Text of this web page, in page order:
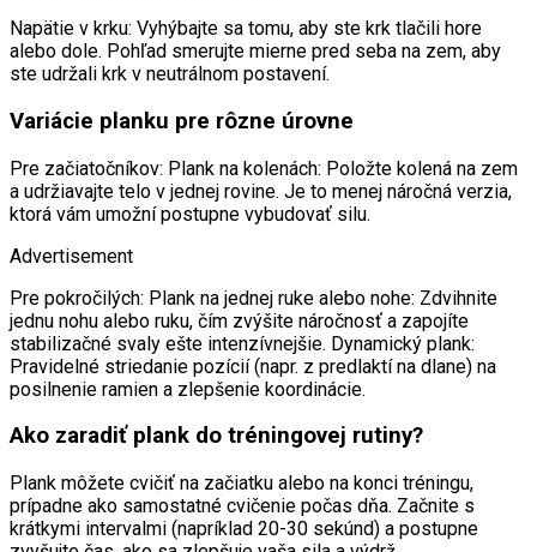
Napätie v krku: Vyhýbajte sa tomu, aby ste krk tlačili hore
alebo dole. Pohľad smerujte mierne pred seba na zem, aby
ste udržali krk v neutrálnom postavení.
Variácie planku pre rôzne úrovne
Pre začiatočníkov: Plank na kolenách: Položte kolená na zem
a udržiavajte telo v jednej rovine. Je to menej náročná verzia,
ktorá vám umožní postupne vybudovať silu.
Advertisement
Pre pokročilých: Plank na jednej ruke alebo nohe: Zdvihnite
jednu nohu alebo ruku, čím zvýšite náročnosť a zapojíte
stabilizačné svaly ešte intenzívnejšie. Dynamický plank:
Pravidelné striedanie pozícií (napr. z predlaktí na dlane) na
posilnenie ramien a zlepšenie koordinácie.
Ako zaradiť plank do tréningovej rutiny?
Plank môžete cvičiť na začiatku alebo na konci tréningu,
prípadne ako samostatné cvičenie počas dňa. Začnite s
krátkymi intervalmi (napríklad 20-30 sekúnd) a postupne